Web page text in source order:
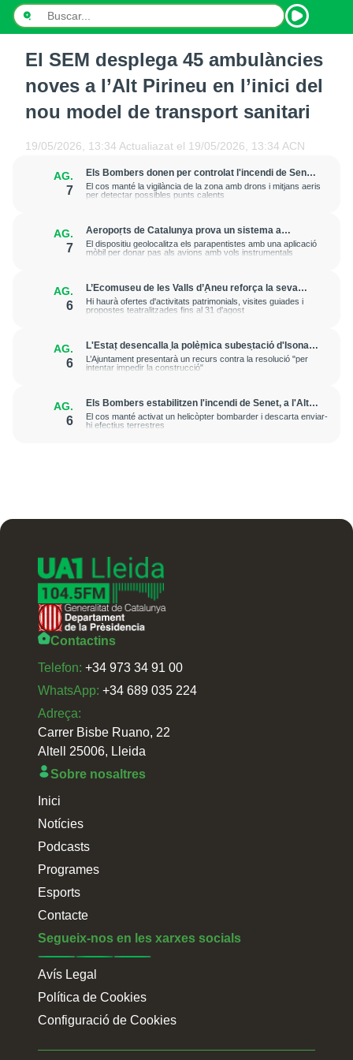
NOTÍCIES
PROGRAMES
CONTACTE
El SEM desplega 45 ambulàncies
noves a l’Alt Pirineu en l’inici del
nou model de transport sanitari
19/05/2026, 13:34 Actualiazat el 19/05/2026, 13:34 ACN
AG.
7
Els Bombers donen per controlat l'incendi de Senet,
a l'Alta Ribagorça
El cos manté la vigilància de la zona amb drons i mitjans aeris
per detectar possibles punts calents
AG.
7
Aeroports de Catalunya prova un sistema a
Organyà per comptabilitzar el parapent amb
l’Aeroport Andorra-La Seu d’Urgell
El dispositiu geolocalitza els parapentistes amb una aplicació
mòbil per donar pas als avions amb vols instrumentals
AG.
6
L’Ecomuseu de les Valls d’Àneu reforça la seva
agenda d'estiu amb experiències culturals
Hi haurà ofertes d'activitats patrimonials, visites guiades i
propostes teatralitzades fins al 31 d'agost
AG.
6
L'Estat desencalla la polèmica subestació d'Isona
després de gairebé una dècada de tràmits
L’Ajuntament presentarà un recurs contra la resolució "per
intentar impedir la construcció"
AG.
6
Els Bombers estabilitzen l'incendi de Senet, a l'Alta
Ribagorça
El cos manté activat un helicòpter bombarder i descarta enviar-
hi efectius terrestres
Contactins
Telefon: +34 973 34 91 00
WhatsApp: +34 689 035 224
Adreça:
Carrer Bisbe Ruano, 22
Altell 25006, Lleida
Sobre nosaltres
Inici
Notícies
Podcasts
Programes
Esports
Contacte
Segueix-nos en les xarxes socials
Avís Legal
Política de Cookies
Configuració de Cookies